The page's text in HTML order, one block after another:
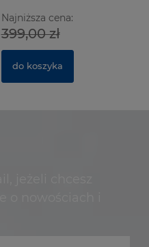
Najniższa cena:
399,00 zł
do koszyka